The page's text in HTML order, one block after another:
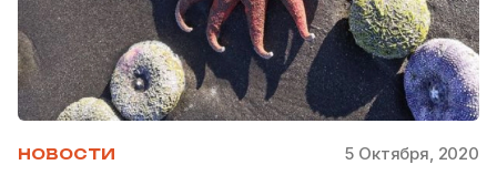
НОВОСТИ 5 Октября, 2020